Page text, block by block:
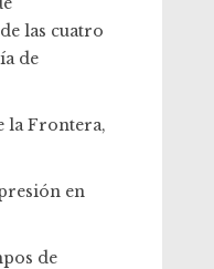
las cuatro
de
la Frontera,
en
de